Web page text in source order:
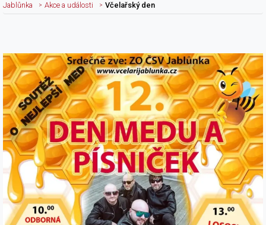
Jablůnka Akce a události Včelařský den
Nadpis článku